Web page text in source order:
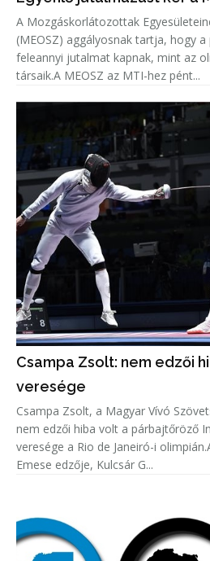
A Mozgáskorlátozottak
(MEOSZ) aggályosnak tartja, hogy
feleannyi jutalmat kapnak, mint az
társaik.A MEOSZ az MTI-hez pént...
Csampa Zsolt: nem edzői
veresége
Csampa Zsolt, a Magyar Vívó
nem edzői hiba volt a párbajtőröző
veresége a Rio de Janeiró-i
Emese edzője, Kulcsár G...